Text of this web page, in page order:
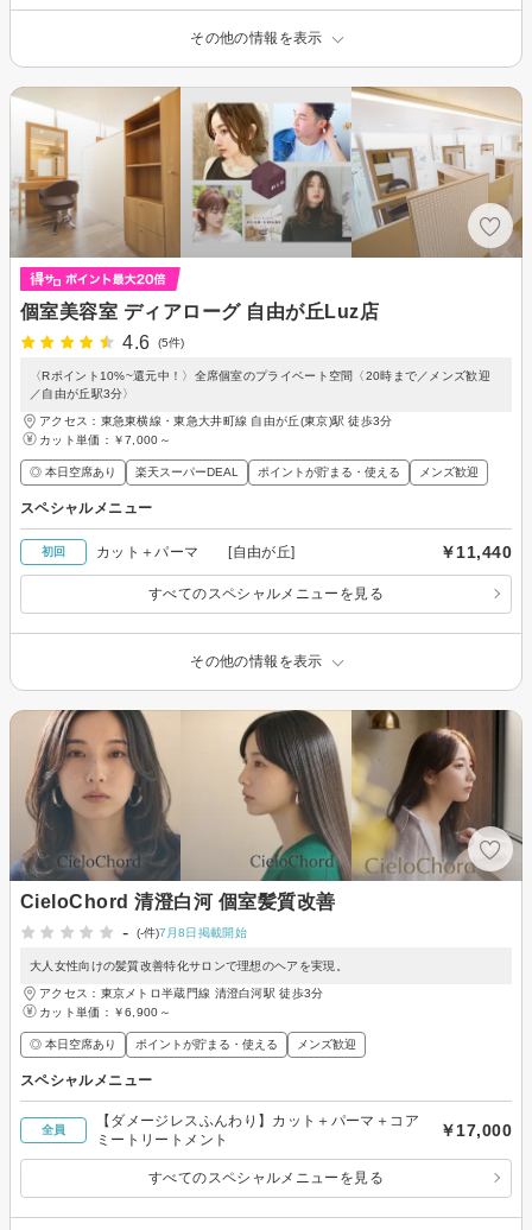
その他の情報を表示
個室美容室 ディアローグ 自由が丘Luz店
4.6
(5件)
〈Rポイント10%~還元中！〉全席個室のプライベート空間〈20時まで／メンズ歓迎
／自由が丘駅3分〉
アクセス：東急東横線・東急大井町線 自由が丘(東京)駅 徒歩3分
カット単価： ￥7,000～
◎ 本日空席あり 楽天スーパーDEAL ポイントが貯まる・使える メンズ歓迎
スペシャルメニュー
初回 カット＋パーマ [自由が丘] ￥11,440
すべてのスペシャルメニューを見る
その他の情報を表示
CieloChord 清澄白河 個室髪質改善
-
(-件)7月8日掲載開始
大人女性向けの髪質改善特化サロンで理想のヘアを実現。
アクセス：東京メトロ半蔵門線 清澄白河駅 徒歩3分
カット単価： ￥6,900～
◎ 本日空席あり ポイントが貯まる・使える メンズ歓迎
スペシャルメニュー
全員
【ダメージレスふんわり】カット＋パーマ＋コア
ミートリートメント
￥17,000
すべてのスペシャルメニューを見る